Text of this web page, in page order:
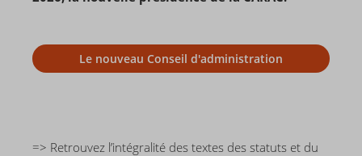
Le nouveau Conseil d'administration
=> Retrouvez l’intégralité des textes des statuts et du